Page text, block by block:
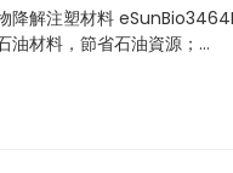
降解注塑材料
油材料，節省石油資源；…